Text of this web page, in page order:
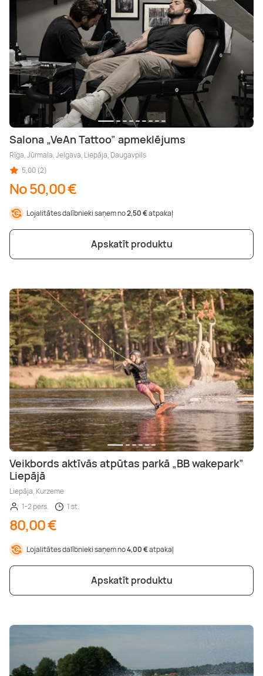
Salona „VeAn Tattoo” apmeklējums
Rīga, Jūrmala, Jelgava, Liepāja, Daugavpils
5,00 (2)
No 50,00 €
Lojalitātes dalībnieki saņem no2,50 €atpakaļ
Apskatīt produktu
Veikbords aktīvās atpūtas parkā „BB wakepark”
Liepājā
Liepāja, Kurzeme
1-2 pers.
1 st.
80,00 €
Lojalitātes dalībnieki saņem no4,00 €atpakaļ
Apskatīt produktu